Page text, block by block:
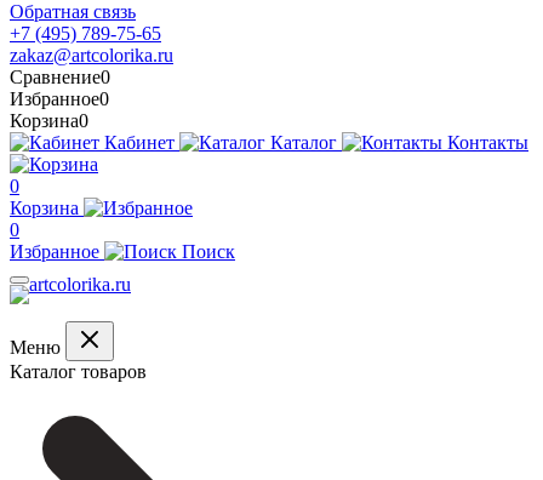
Обратная связь
+7 (495) 789-75-65
zakaz@artcolorika.ru
Сравнение0
Избранное0
Корзина0
Кабинет
Каталог Контакты
0
Корзина
0
Избранное
Поиск
Меню
Каталог товаров